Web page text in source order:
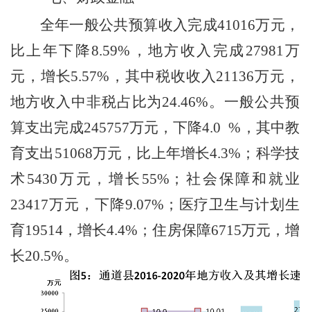
全年一般公共预算收入完成41016万元，
比上年下降8.59% ，地方收入完成 27981 万
元，增长5.57% ，其中税收收入 21136万元，
地方收入中非税占比为24.46%。一般公共预
算支出完成245757万元，下降4.0 % ，其中教
育支出 51068万元，比上年增长4.3% ；科学技
术5430万元，增长 55% ；社会保障和就业
23417万元，下降9.07% ；医疗卫生与计划生
育19514 ，增长4.4% ；住房保障6715万元，增
长20.5%。